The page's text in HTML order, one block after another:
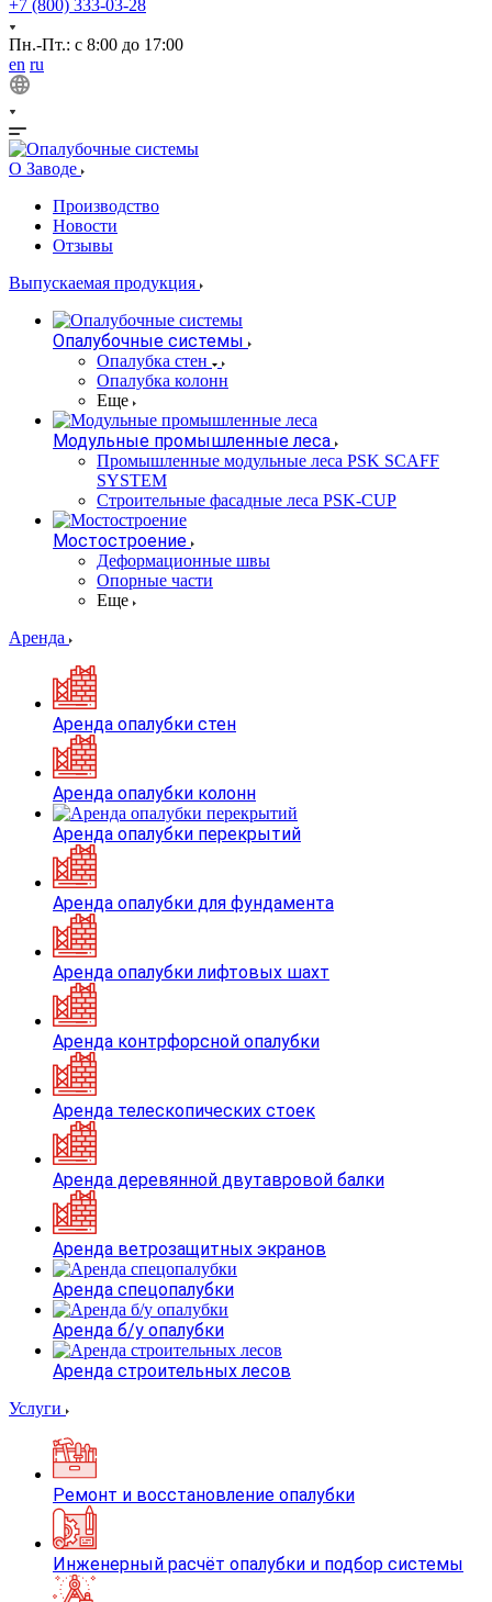
+7 (800) 333-03-28
Пн.-Пт.: с 8:00 до 17:00
en ru
О Заводе
Производство
Новости
Отзывы
Выпускаемая продукция
Опалубочные системы
Опалубка стен
Опалубка колонн
Еще
Модульные промышленные леса
Промышленные модульные леса PSK SCAFF
SYSTEM
Строительные фасадные леса PSK-CUP
Мостостроение
Деформационные швы
Опорные части
Еще
Аренда
Аренда опалубки стен
Аренда опалубки колонн
Аренда опалубки перекрытий
Аренда опалубки для фундамента
Аренда опалубки лифтовых шахт
Аренда контрфорсной опалубки
Аренда телескопических стоек
Аренда деревянной двутавровой балки
Аренда ветрозащитных экранов
Аренда спецопалубки
Аренда б/у опалубки
Аренда строительных лесов
Услуги
Ремонт и восстановление опалубки
Инженерный расчёт опалубки и подбор системы